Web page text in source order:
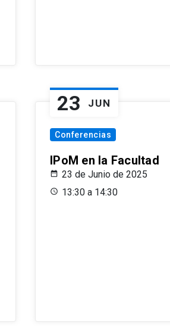
23 JUN
Conferencias
IPoM en la Facultad
23 de Junio de 2025
13:30 a 14:30